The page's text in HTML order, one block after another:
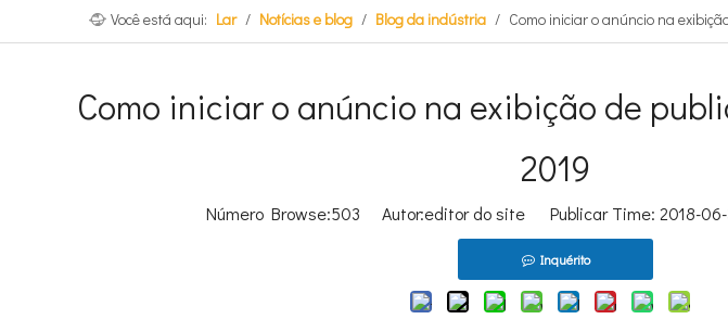
Você está aqui: Lar / Notícias e blog / Blog da indústria / Como iniciar o anúncio na
Como iniciar o anúncio na exibição de
2019
Número Browse:503 Autor:editor do site Publicar Time: 2018-
Inquérito